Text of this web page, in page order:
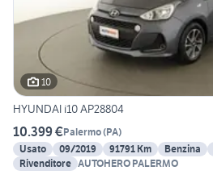
10
HYUNDAI i10 AP28804
10.399 €Palermo(PA)
Usato
09/2019 91791 Km Benzina
Rivenditore AUTOHERO PALERMO